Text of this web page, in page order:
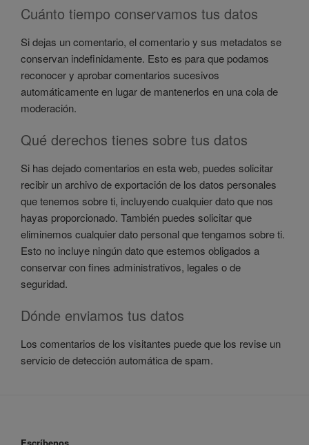
Cuánto tiempo conservamos tus datos
Si dejas un comentario, el comentario y sus metadatos se
conservan indefinidamente. Esto es para que podamos
reconocer y aprobar comentarios sucesivos
automáticamente en lugar de mantenerlos en una cola de
moderación.
Qué derechos tienes sobre tus datos
Si has dejado comentarios en esta web, puedes solicitar
recibir un archivo de exportación de los datos personales
que tenemos sobre ti, incluyendo cualquier dato que nos
hayas proporcionado. También puedes solicitar que
eliminemos cualquier dato personal que tengamos sobre ti.
Esto no incluye ningún dato que estemos obligados a
conservar con fines administrativos, legales o de
seguridad.
Dónde enviamos tus datos
Los comentarios de los visitantes puede que los revise un
servicio de detección automática de spam.
Escríbenos